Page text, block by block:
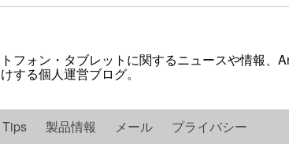
フォン・タブレットに関するニュースや情報、
する個人運営ブログ。
Tips 製品情報 メール プライバシー